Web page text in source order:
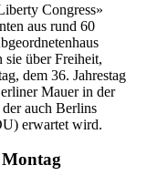
Congress»
aus rund 60
über Freiheit,
dem 36. Jahrestag
Mauer in der
auch Berlins
erwartet wird.
Montag